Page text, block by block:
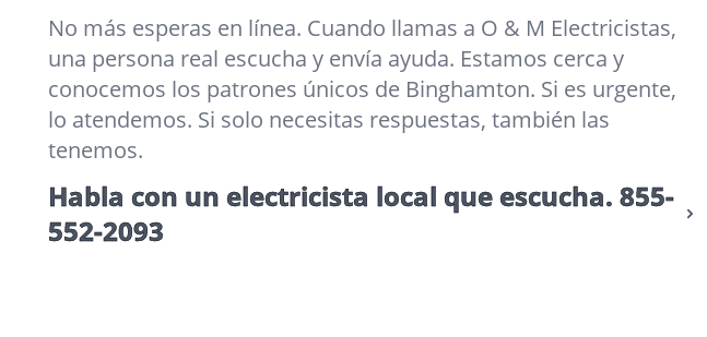
No más esperas en línea. Cuando llamas a O & M Electricistas,
una persona real escucha y envía ayuda. Estamos cerca y
conocemos los patrones únicos de Binghamton. Si es urgente,
lo atendemos. Si solo necesitas respuestas, también las
tenemos.
Habla con un electricista local que escucha. 855-
552-2093